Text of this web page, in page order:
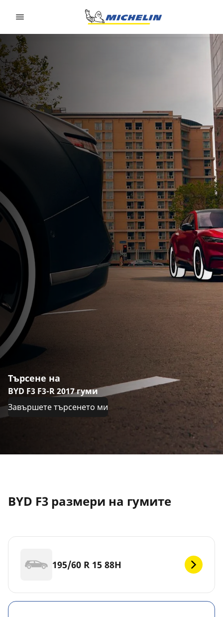
Търсене на
BYD F3 F3-R 2017 гуми
Завършете търсенето ми
BYD F3 размери на гумите
195/60 R 15 88H